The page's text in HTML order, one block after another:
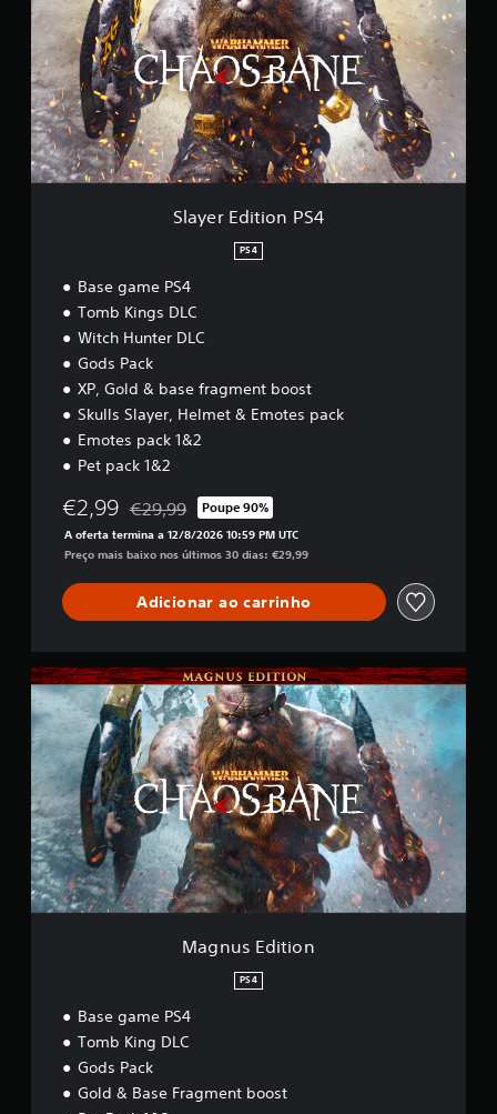
y
e
E
d
i
t
i
o
n
Slayer Edition PS4
PS4
Base game PS4
Tomb Kings DLC
Witch Hunter DLC
Gods Pack
XP, Gold & base fragment boost
Skulls Slayer, Helmet & Emotes pack
Emotes pack 1&2
Pet pack 1&2
€2,99 Com desconto em relação ao preço original de
€29,99 Poupe 90%
A oferta termina a 12/8/2026 10:59 PM UTC
Preço mais baixo nos últimos 30 dias: €29,99
Adicionar ao carrinho
M
a
g
n
u
E
d
i
t
i
o
n
Magnus Edition
PS4
Base game PS4
Tomb King DLC
Gods Pack
Gold & Base Fragment boost